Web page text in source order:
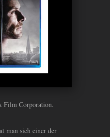
Film Corporation.
man sich einer der